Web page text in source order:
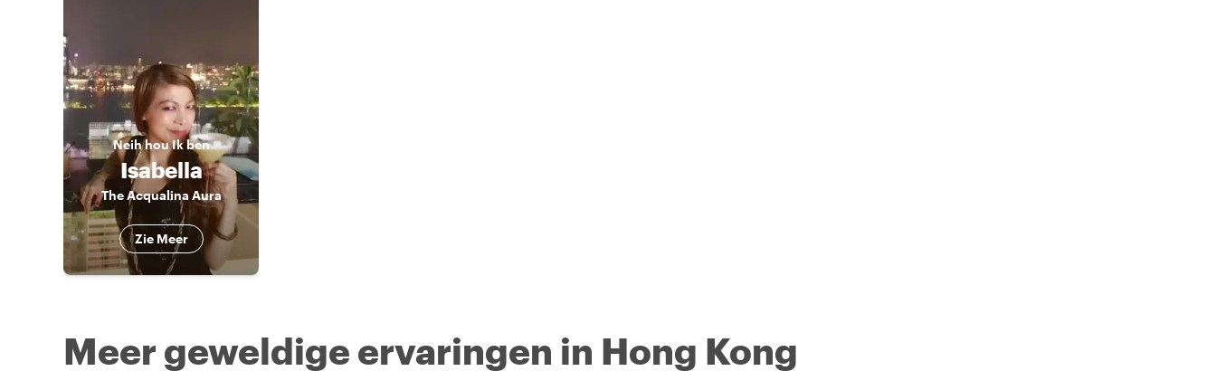
Neih houIk ben
Isabella
The Acqualina Aura
Zie Meer
Meer geweldige ervaringen in Hong Kong